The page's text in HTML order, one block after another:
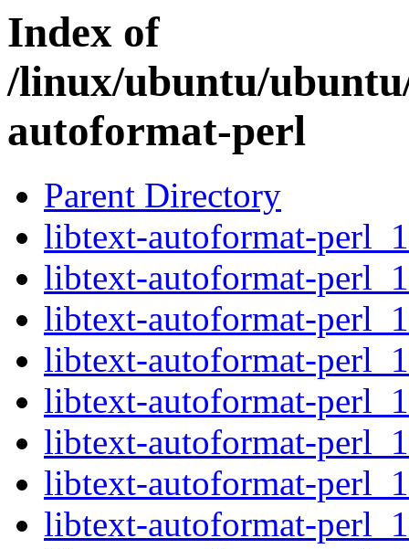
Index of
/linux/ubuntu/
autoformat-perl
Parent Directory
libtext-autoformat-
libtext-autoformat-
libtext-autoformat-
libtext-autoformat-
libtext-autoformat-
libtext-autoformat-
libtext-autoformat-
libtext-autoformat-